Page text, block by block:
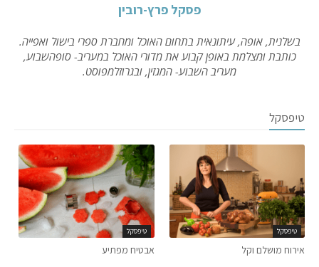
פסקל פרץ-רובין
בשלנית, אופה, עיתונאית בתחום האוכל ומחברת ספרי בישול ואפייה.
כותבת ומצלמת באופן קבוע את מדורי האוכל במעריב- סופהשבוע,
מעריב השבוע- המגזין, ובגרוזלמפוסט.
טיפסקל
טיפסקל
אירוח מושלם וקל
טיפסקל
אבטיח מפתיע